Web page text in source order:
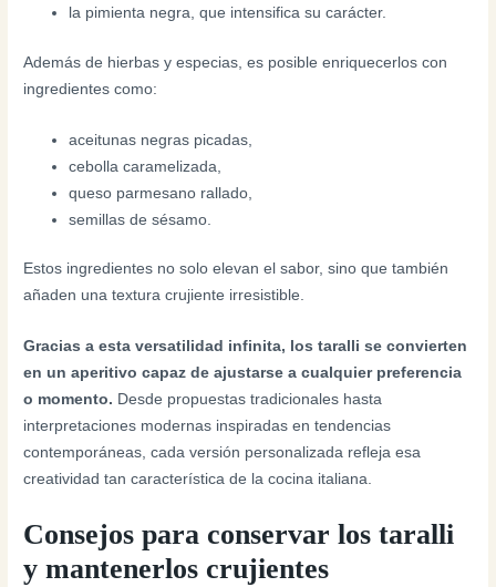
la pimienta negra, que intensifica su carácter.
Además de hierbas y especias, es posible enriquecerlos con
ingredientes como:
aceitunas negras picadas,
cebolla caramelizada,
queso parmesano rallado,
semillas de sésamo.
Estos ingredientes no solo elevan el sabor, sino que también
añaden una textura crujiente irresistible.
Gracias a esta versatilidad infinita, los taralli se convierten
en un aperitivo capaz de ajustarse a cualquier preferencia
o momento. Desde propuestas tradicionales hasta
interpretaciones modernas inspiradas en tendencias
contemporáneas, cada versión personalizada refleja esa
creatividad tan característica de la cocina italiana.
Consejos para conservar los taralli
y mantenerlos crujientes